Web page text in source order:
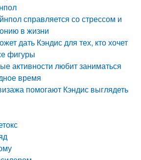
справляется со стрессом и
в жизни
дать Кэндис для тех, кто хочет
фигуры
активности любит заниматься
время
помогают Кэндис выглядеть